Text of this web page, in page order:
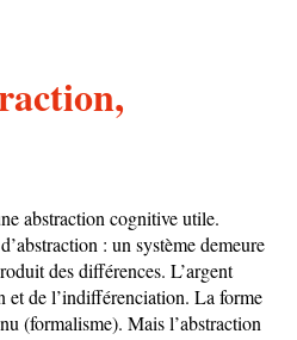
abstraction cognitive utile.
: un système demeure
des différences. L’argent
et de l’indifférenciation. La forme
(formalisme). Mais l’abstraction